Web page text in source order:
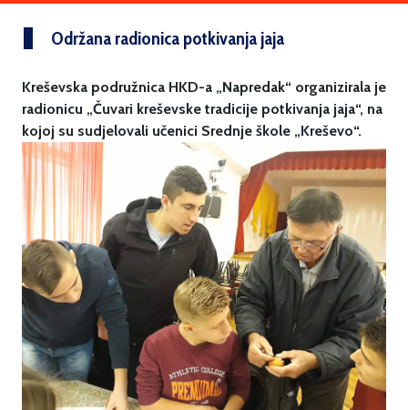
Održana radionica potkivanja jaja
Kreševska podružnica HKD-a „Napredak“ organizirala je
radionicu „Čuvari kreševske tradicije potkivanja jaja“, na
kojoj su sudjelovali učenici Srednje škole „Kreševo“.